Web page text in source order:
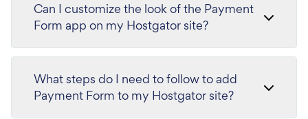
Can I customize the look of the Payment
Form app on my Hostgator site?
What steps do I need to follow to add
Payment Form to my Hostgator site?